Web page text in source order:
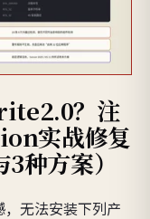
？注
实战修复
种方案）
无法安装下列产